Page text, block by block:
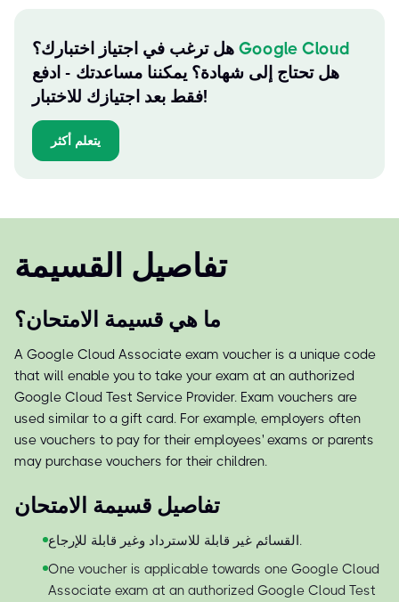
هل ترغب في اجتياز اختبارك؟ Google Cloud
هل تحتاج إلى شهادة؟ يمكننا مساعدتك - ادفع
فقط بعد اجتيازك للاختبار!
يتعلم أكثر
تفاصيل القسيمة
ما هي قسيمة الامتحان؟
A Google Cloud Associate exam voucher is a unique code
that will enable you to take your exam at an authorized
Google Cloud Test Service Provider. Exam vouchers are
used similar to a gift card. For example, employers often
use vouchers to pay for their employees' exams or parents
may purchase vouchers for their children.
تفاصيل قسيمة الامتحان
القسائم غير قابلة للاسترداد وغير قابلة للإرجاع.
One voucher is applicable towards one Google Cloud
Associate exam at an authorized Google Cloud Test